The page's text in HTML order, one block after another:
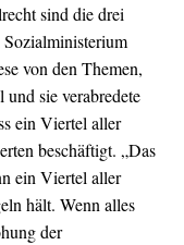
sind die drei
von den Themen,
sie verabredete
ein Viertel aller
beschäftigt. „Das
ein Viertel aller
hält. Wenn alles
der